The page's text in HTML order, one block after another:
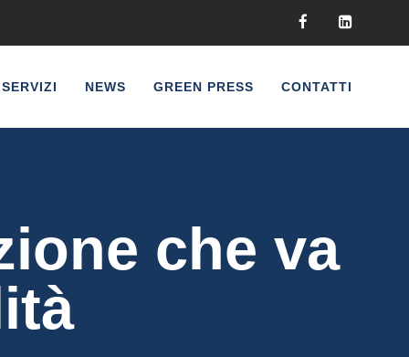
SERVIZI NEWS GREEN PRESS CONTATTI
che va